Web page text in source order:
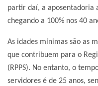
partir daí, a aposentadoria
chegando a 100% nos 40
As idades mínimas são as
que contribuem para o
(RPPS). No entanto, o
servidores é de 25 anos,